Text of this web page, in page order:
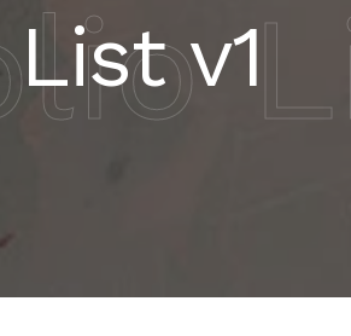
v1